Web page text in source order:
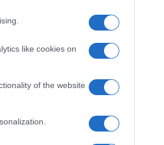
like cookies on
of the website
o